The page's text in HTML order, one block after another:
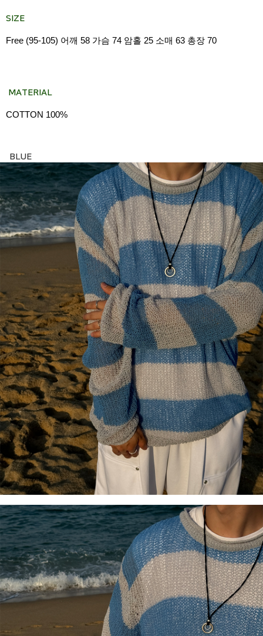
SIZE
Free (95-105) 어깨 58 가슴 74 암홀 25 소매 63 총장 70
MATERIAL
COTTON 100%
BLUE